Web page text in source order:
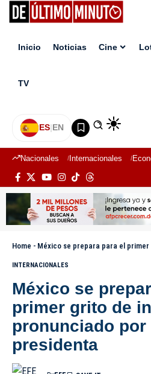
Inicio Noticias Cine
TV
ES|EN
Nacionales Internacionales
Home - México se prepara para el primer grito de
INTERNACIONALES
México se
primer grito de
pronunciado por
presidenta